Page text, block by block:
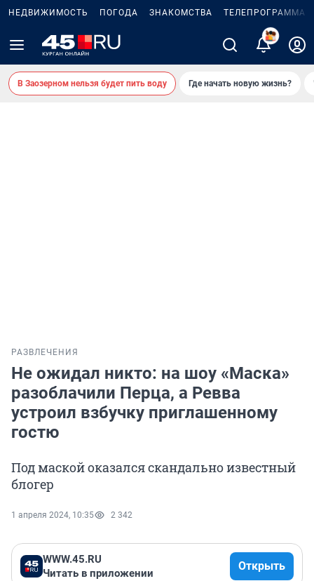
НЕДВИЖИМОСТЬ ПОГОДА ЗНАКОМСТВА ТЕЛЕПРОГРАММА
2
В Заозерном нельзя будет пить воду Где начать новую жизнь?
РАЗВЛЕЧЕНИЯ
Не ожидал никто: на шоу «Маска»
разоблачили Перца, а Ревва
устроил взбучку приглашенному
гостю
Под маской оказался скандально известный
блогер
1 апреля 2024, 10:35 2 342
WWW.45.RU
Читать в приложении
Открыть